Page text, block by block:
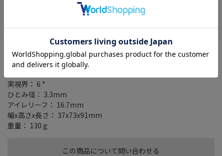
この商品について問い合わせる
在庫がありません
測定範囲： 5～730m
倍率： 6倍
実視界： 6 °
ひとみ径： 3.3mm
アイレリーフ： 16.7mm
幅x高さx長さ： 37x73x91mm
重量： 130 g